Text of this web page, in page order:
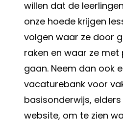
willen dat de
onze hoede krijgen
volgen waar ze door
raken en waar ze
gaan. Neem dan ook
vacaturebank voor
basisonderwijs,
website, om te zien